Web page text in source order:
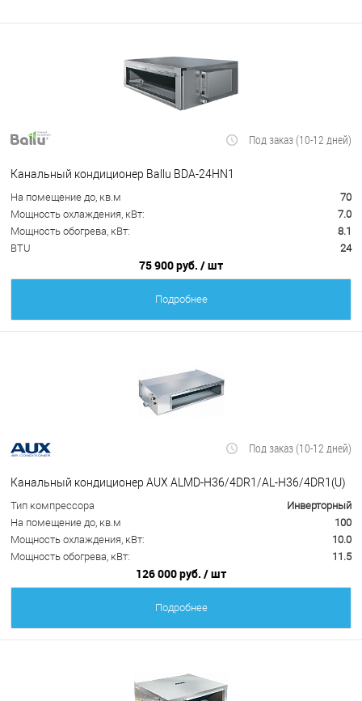
Под заказ (10-12 дней)
Канальный кондиционер Ballu BDA-24HN1
На помещение до, кв.м
70
Мощность охлаждения, кВт:
7.0
Мощность обогрева, кВт:
8.1
BTU
24
75 900 руб. / шт
Подробнее
Под заказ (10-12 дней)
Канальный кондиционер AUX ALMD-H36/4DR1/AL-H36/4DR1(U)
Тип компрессора
Инверторный
На помещение до, кв.м
100
Мощность охлаждения, кВт:
10.0
Мощность обогрева, кВт:
11.5
126 000 руб. / шт
Подробнее